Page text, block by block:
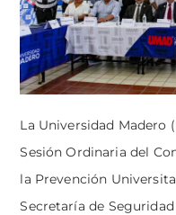
La Universidad Madero
Sesión Ordinaria del
la Prevención
Secretaría de